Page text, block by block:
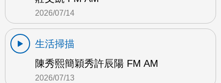
2026/07/14
生活掃描
陳秀熙簡穎秀許辰陽 FM AM
2026/07/13